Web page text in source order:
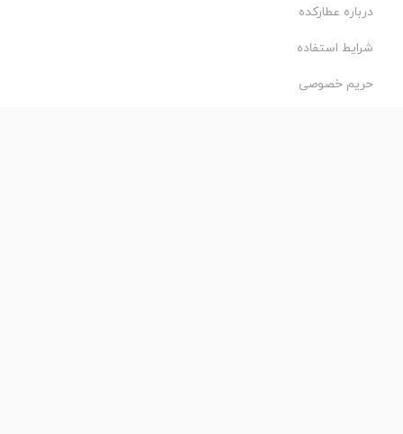
درباره عطارکده
شرایط استفاده
حریم خصوصی